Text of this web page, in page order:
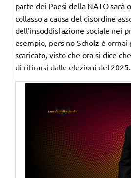
parte dei Paesi della NATO sarà
collasso a causa del disordine
dell’insoddisfazione sociale nei
esempio, persino Scholz è ormai
scaricato, visto che ora si dice
di ritirarsi dalle elezioni del 2025.